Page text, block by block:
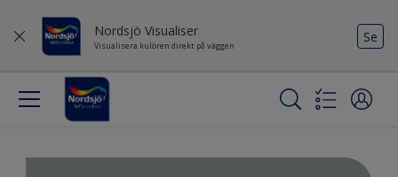
Nordsjö Visualiser
Visualisera kulören direkt på väggen
Se